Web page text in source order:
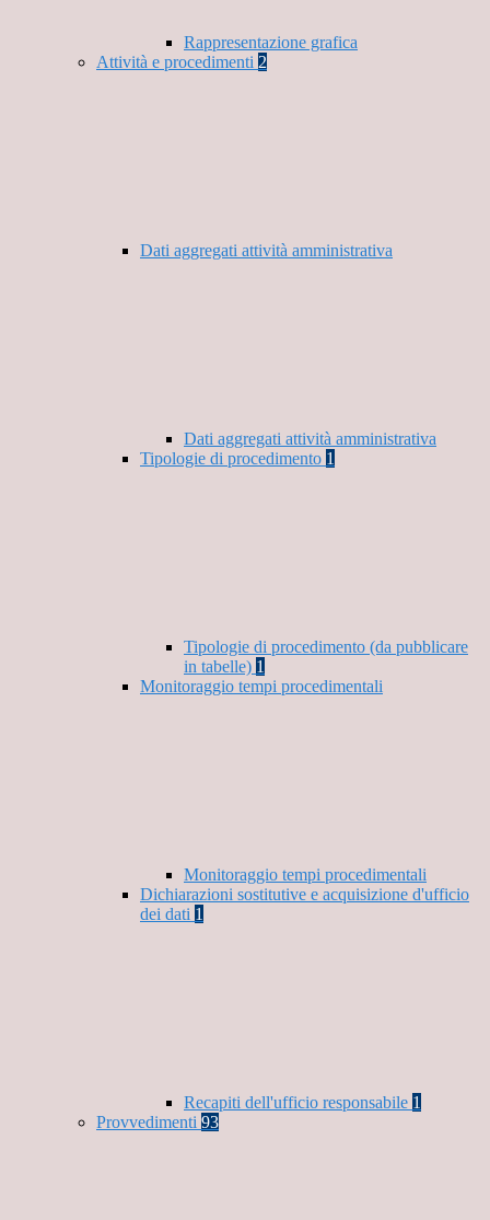
Rappresentazione grafica
Attività e procedimenti 2
Dati aggregati attività amministrativa
Dati aggregati attività amministrativa
Tipologie di procedimento 1
Tipologie di procedimento (da pubblicare
in tabelle) 1
Monitoraggio tempi procedimentali
Monitoraggio tempi procedimentali
Dichiarazioni sostitutive e acquisizione d'ufficio
dei dati 1
Recapiti dell'ufficio responsabile 1
Provvedimenti 93